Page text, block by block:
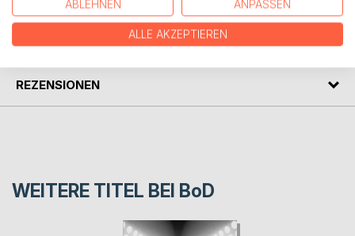
PRESSESTIMMEN
REZENSIONEN
WEITERE TITEL BEI BoD
ABLEHNEN ANPASSEN
ALLE AKZEPTIEREN